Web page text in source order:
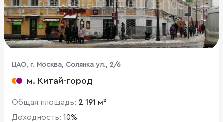
ЦАО, г. Москва, Солянка ул., 2/6
м. Китай-город
Общая площадь: 2 191 м²
Доходность: 10%